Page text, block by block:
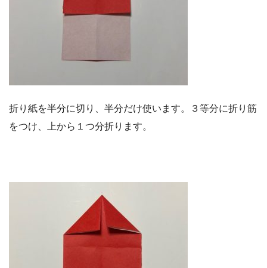
折り紙を半分に切り、半分だけ使います。３等分に折り筋
をつけ、上から１つ分折ります。